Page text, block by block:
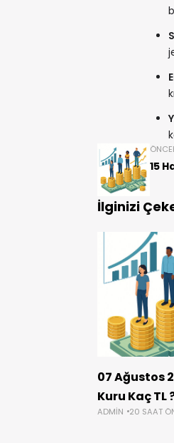
15
İlginizi
07 Ağustos
Kuru Kaç TL
ADMIN 20 SAAT